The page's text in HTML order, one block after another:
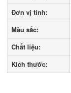
Đơn vị tính:
Màu sắc:
Chất liệu:
Kích thước: